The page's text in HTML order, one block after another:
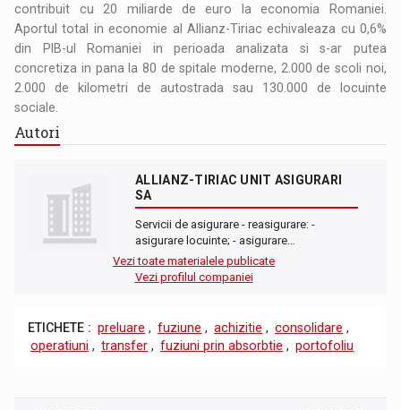
contribuit cu 20 miliarde de euro la economia Romaniei.
Aportul total in economie al Allianz-Tiriac echivaleaza cu 0,6%
din PIB-ul Romaniei in perioada analizata si s-ar putea
concretiza in pana la 80 de spitale moderne, 2.000 de scoli noi,
2.000 de kilometri de autostrada sau 130.000 de locuinte
sociale.
Autori
ALLIANZ-TIRIAC UNIT ASIGURARI
SA
Servicii de asigurare - reasigurare: -
asigurare locuinte; - asigurare…
Vezi toate materialele publicate
Vezi profilul companiei
ETICHETE : preluare , fuziune , achizitie , consolidare ,
operatiuni , transfer , fuziuni prin absorbtie , portofoliu